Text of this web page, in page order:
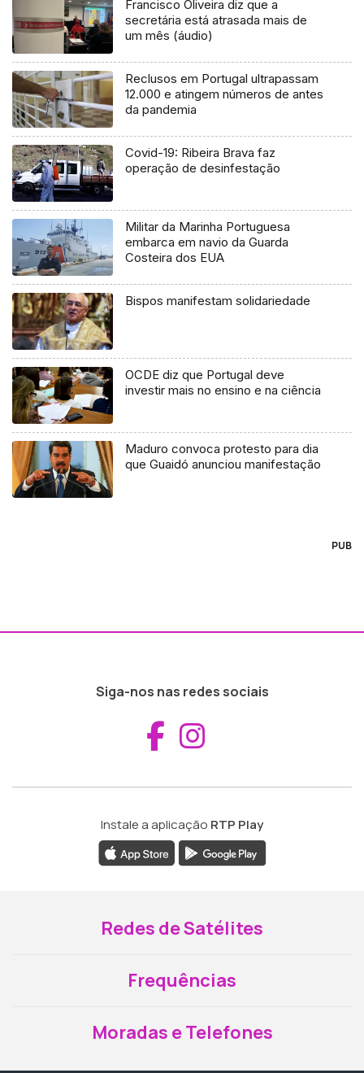
Francisco Oliveira diz que a
secretária está atrasada mais de
um mês (áudio)
Reclusos em Portugal ultrapassam
12.000 e atingem números de antes
da pandemia
Covid-19: Ribeira Brava faz
operação de desinfestação
Militar da Marinha Portuguesa
embarca em navio da Guarda
Costeira dos EUA
Bispos manifestam solidariedade
OCDE diz que Portugal deve
investir mais no ensino e na ciência
Maduro convoca protesto para dia
que Guaidó anunciou manifestação
PUB
Siga-nos nas redes sociais
Aceder ao
Instale a aplicação RTP Play
Redes de Satélites
Frequências
Moradas e Telefones